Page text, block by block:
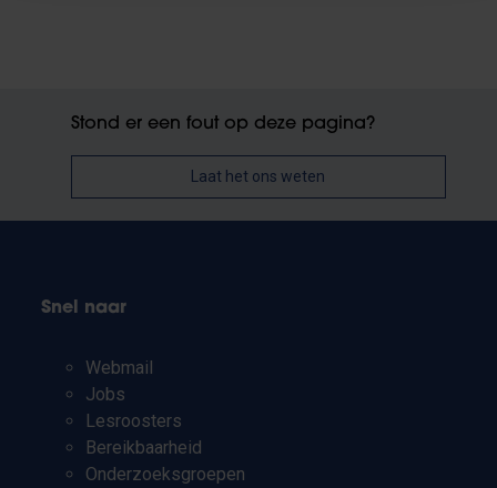
Stond er een fout op deze pagina?
Laat het ons weten
Snel naar
Webmail
Jobs
Lesroosters
Bereikbaarheid
Onderzoeksgroepen